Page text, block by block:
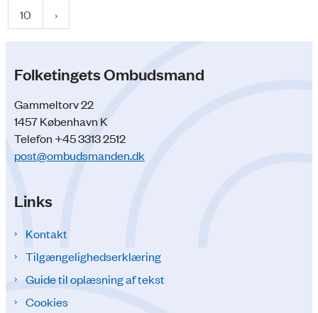
10
Folketingets Ombudsmand
Gammeltorv 22
1457 København K
Telefon +45 3313 2512
post@ombudsmanden.dk
Links
Kontakt
Tilgængelighedserklæring
Guide til oplæsning af tekst
Cookies